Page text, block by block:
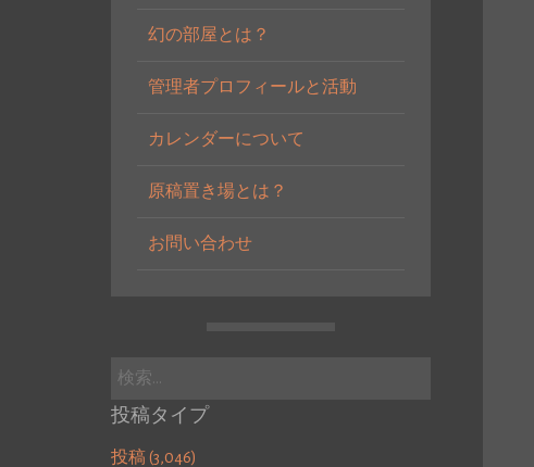
幻の部屋とは？
管理者プロフィールと活動
カレンダーについて
原稿置き場とは？
お問い合わせ
検
投稿タイプ
投稿 (3,046)